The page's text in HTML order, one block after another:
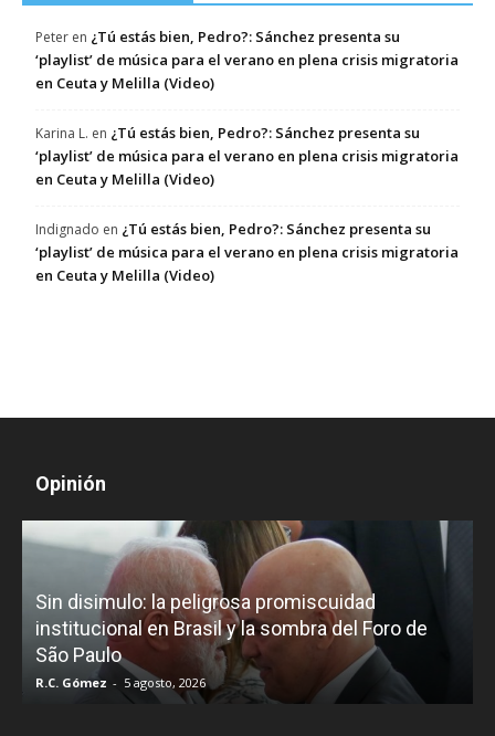
Peter en ¿Tú estás bien, Pedro?: Sánchez presenta su
‘playlist’ de música para el verano en plena crisis migratoria
en Ceuta y Melilla (Video)
Karina L. en ¿Tú estás bien, Pedro?: Sánchez presenta su
‘playlist’ de música para el verano en plena crisis migratoria
en Ceuta y Melilla (Video)
Indignado en ¿Tú estás bien, Pedro?: Sánchez presenta su
‘playlist’ de música para el verano en plena crisis migratoria
en Ceuta y Melilla (Video)
Opinión
Sin disimulo: la peligrosa promiscuidad
institucional en Brasil y la sombra del Foro de
São Paulo
R.C. Gómez - 5 agosto, 2026